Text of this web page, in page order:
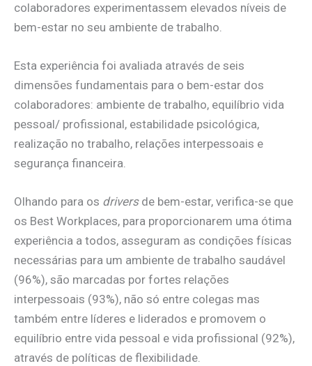
colaboradores experimentassem elevados níveis de
bem-estar no seu ambiente de trabalho.
Esta experiência foi avaliada através de seis
dimensões fundamentais para o bem-estar dos
colaboradores: ambiente de trabalho, equilíbrio vida
pessoal/ profissional, estabilidade psicológica,
realização no trabalho, relações interpessoais e
segurança financeira.
Olhando para os driversde bem-estar, verifica-se que
os Best Workplaces, para proporcionarem uma ótima
experiência a todos, asseguram as condições físicas
necessárias para um ambiente de trabalho saudável
(96%), são marcadas por fortes relações
interpessoais (93%), não só entre colegas mas
também entre líderes e liderados e promovem o
equilíbrio entre vida pessoal e vida profissional (92%),
através de políticas de flexibilidade.